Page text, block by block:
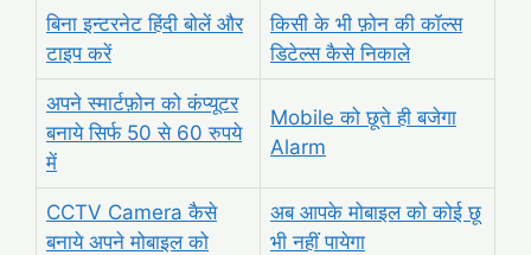
बिना इन्टरनेट हिंदी बोलें और
टाइप करें
किसी के भी फ़ोन की कॉल्स
डिटेल्स कैसे निकाले
अपने स्मार्टफ़ोन को कंप्यूटर
बनाये सिर्फ 50 से 60 रुपये
में
Mobile को छूते ही बजेगा
Alarm
CCTV Camera कैसे
बनाये अपने मोबाइल को
अब आपकेमोबाइल को कोई छू
भी नहीं पायेगा